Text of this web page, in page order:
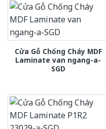
Cửa Gỗ Chống Cháy MDF
Laminate van ngang-a-
SGD